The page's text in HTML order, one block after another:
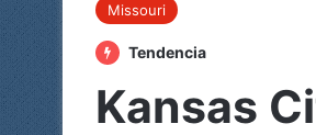
Missouri
Tendencia
Kansas